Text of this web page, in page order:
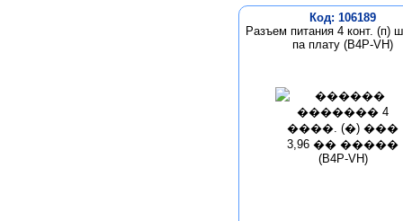
Код: 106189
Разъем питания 4 конт. (п)
па плату (B4P-VH)